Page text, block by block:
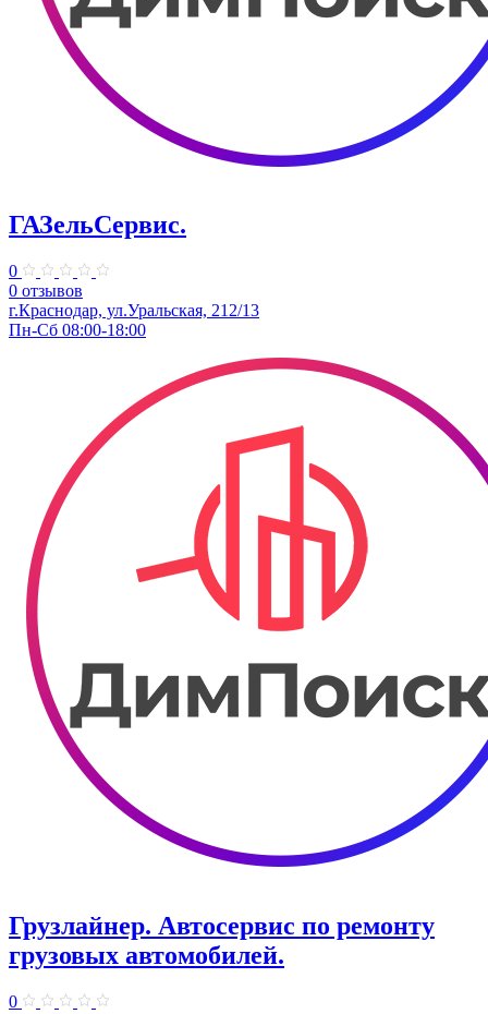
ГАЗельСервис.
0
0 отзывов
г.Краснодар, ул.Уральская, 212/13
Пн-Сб 08:00-18:00
Грузлайнер. Автосервис по ремонту
грузовых автомобилей.
0